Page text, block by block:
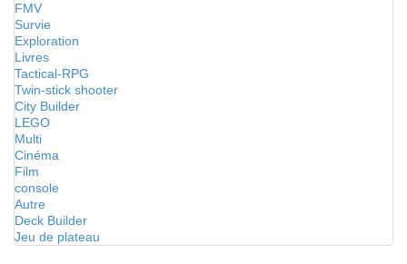
FMV
Survie
Exploration
Livres
Tactical-RPG
Twin-stick shooter
City Builder
LEGO
Multi
Cinéma
Film
console
Autre
Deck Builder
Jeu de plateau